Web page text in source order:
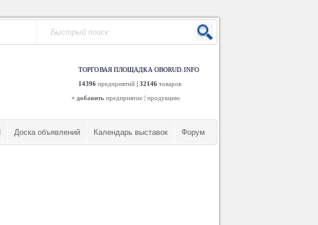
ТОРГОВАЯ ПЛОЩАДКА OBORUD.INFO
14396 предприятий | 32146 товаров
+ добавить предприятие | продукцию
Доска объявлений Календарь выставок Форум